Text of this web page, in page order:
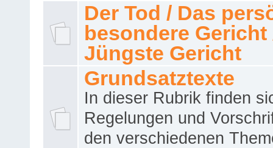
Der Tod / Das
besondere Gericht
Jüngste Gericht
Grundsatztexte
In dieser Rubrik finden
Regelungen und
den verschiedenen